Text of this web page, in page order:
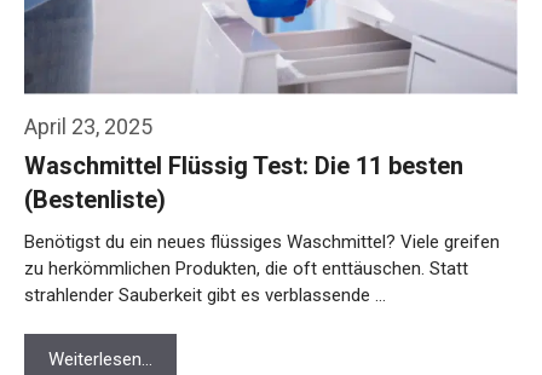
April 23, 2025
Waschmittel Flüssig Test: Die 11 besten
(Bestenliste)
Benötigst du ein neues flüssiges Waschmittel? Viele greifen
zu herkömmlichen Produkten, die oft enttäuschen. Statt
strahlender Sauberkeit gibt es verblassende …
Weiterlesen…